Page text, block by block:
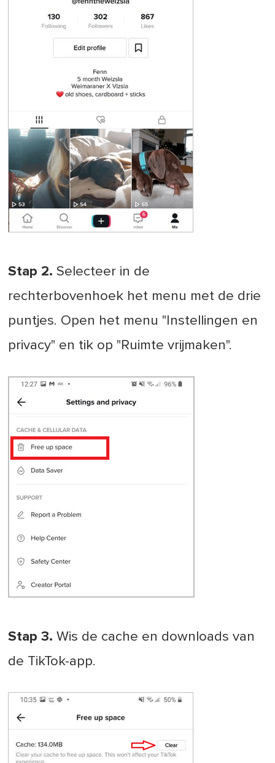
Stap 2. Selecteer in de
rechterbovenhoek het menu met de drie
puntjes. Open het menu "Instellingen en
privacy" en tik op "Ruimte vrijmaken".
Stap 3. Wis de cache en downloads van
de TikTok-app.